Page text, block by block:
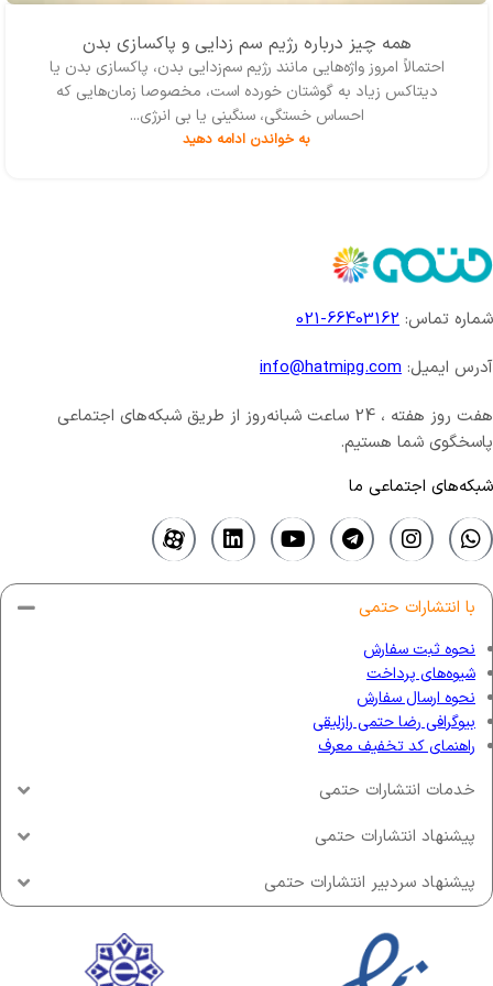
همه چیز درباره رژیم سم زدایی و پاکسازی بدن
احتمالاً امروز واژه‌‌هایی مانند رژیم سم‌زدایی بدن، پاکسازی بدن یا
دیتاکس زیاد به گوشتان خورده است، مخصوصا زمان‌هایی که
احساس خستگی، سنگینی یا بی انرژی...
به خواندن ادامه دهید
شماره تماس: 66403162-021
آدرس ایمیل: info@hatmipg.com
هفت روز هفته ، 24 ساعت شبانه‌روز از طریق شبکه‌های اجتماعی
پاسخگوی شما هستیم.
شبکه‌های اجتماعی ما
با انتشارات حتمی
نحوه ثبت سفارش
شیوه‌های پرداخت
نحوه ارسال سفارش
بیوگرافی رضا حتمی رازلیقی
راهنمای کد تخفیف معرف
خدمات انتشارات حتمی
پیشنهاد انتشارات حتمی
پیشنهاد سردبیر انتشارات حتمی